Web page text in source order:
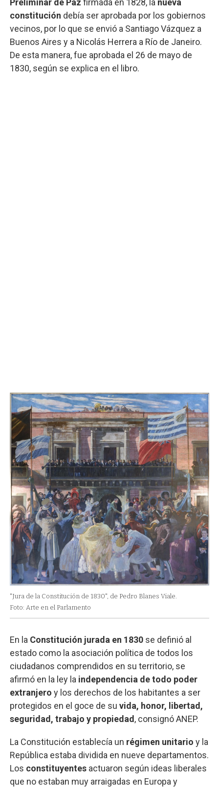
Preliminar de Paz firmada en 1828, la nueva
constitución debía ser aprobada por los gobiernos
vecinos, por lo que se envió a Santiago Vázquez a
Buenos Aires y a Nicolás Herrera a Río de Janeiro.
De esta manera, fue aprobada el 26 de mayo de
1830, según se explica en el libro.
"Jura de la Constitución de 1830", de Pedro Blanes Viale.
Foto: Arte en el Parlamento
En la Constitución jurada en 1830 se definió al
estado como la asociación política de todos los
ciudadanos comprendidos en su territorio, se
afirmó en la ley la independencia de todo poder
extranjero y los derechos de los habitantes a ser
protegidos en el goce de su vida, honor, libertad,
seguridad, trabajo y propiedad, consignó ANEP.
La Constitución establecía un régimen unitario y la
República estaba dividida en nueve departamentos.
Los constituyentes actuaron según ideas liberales
que no estaban muy arraigadas en Europa y